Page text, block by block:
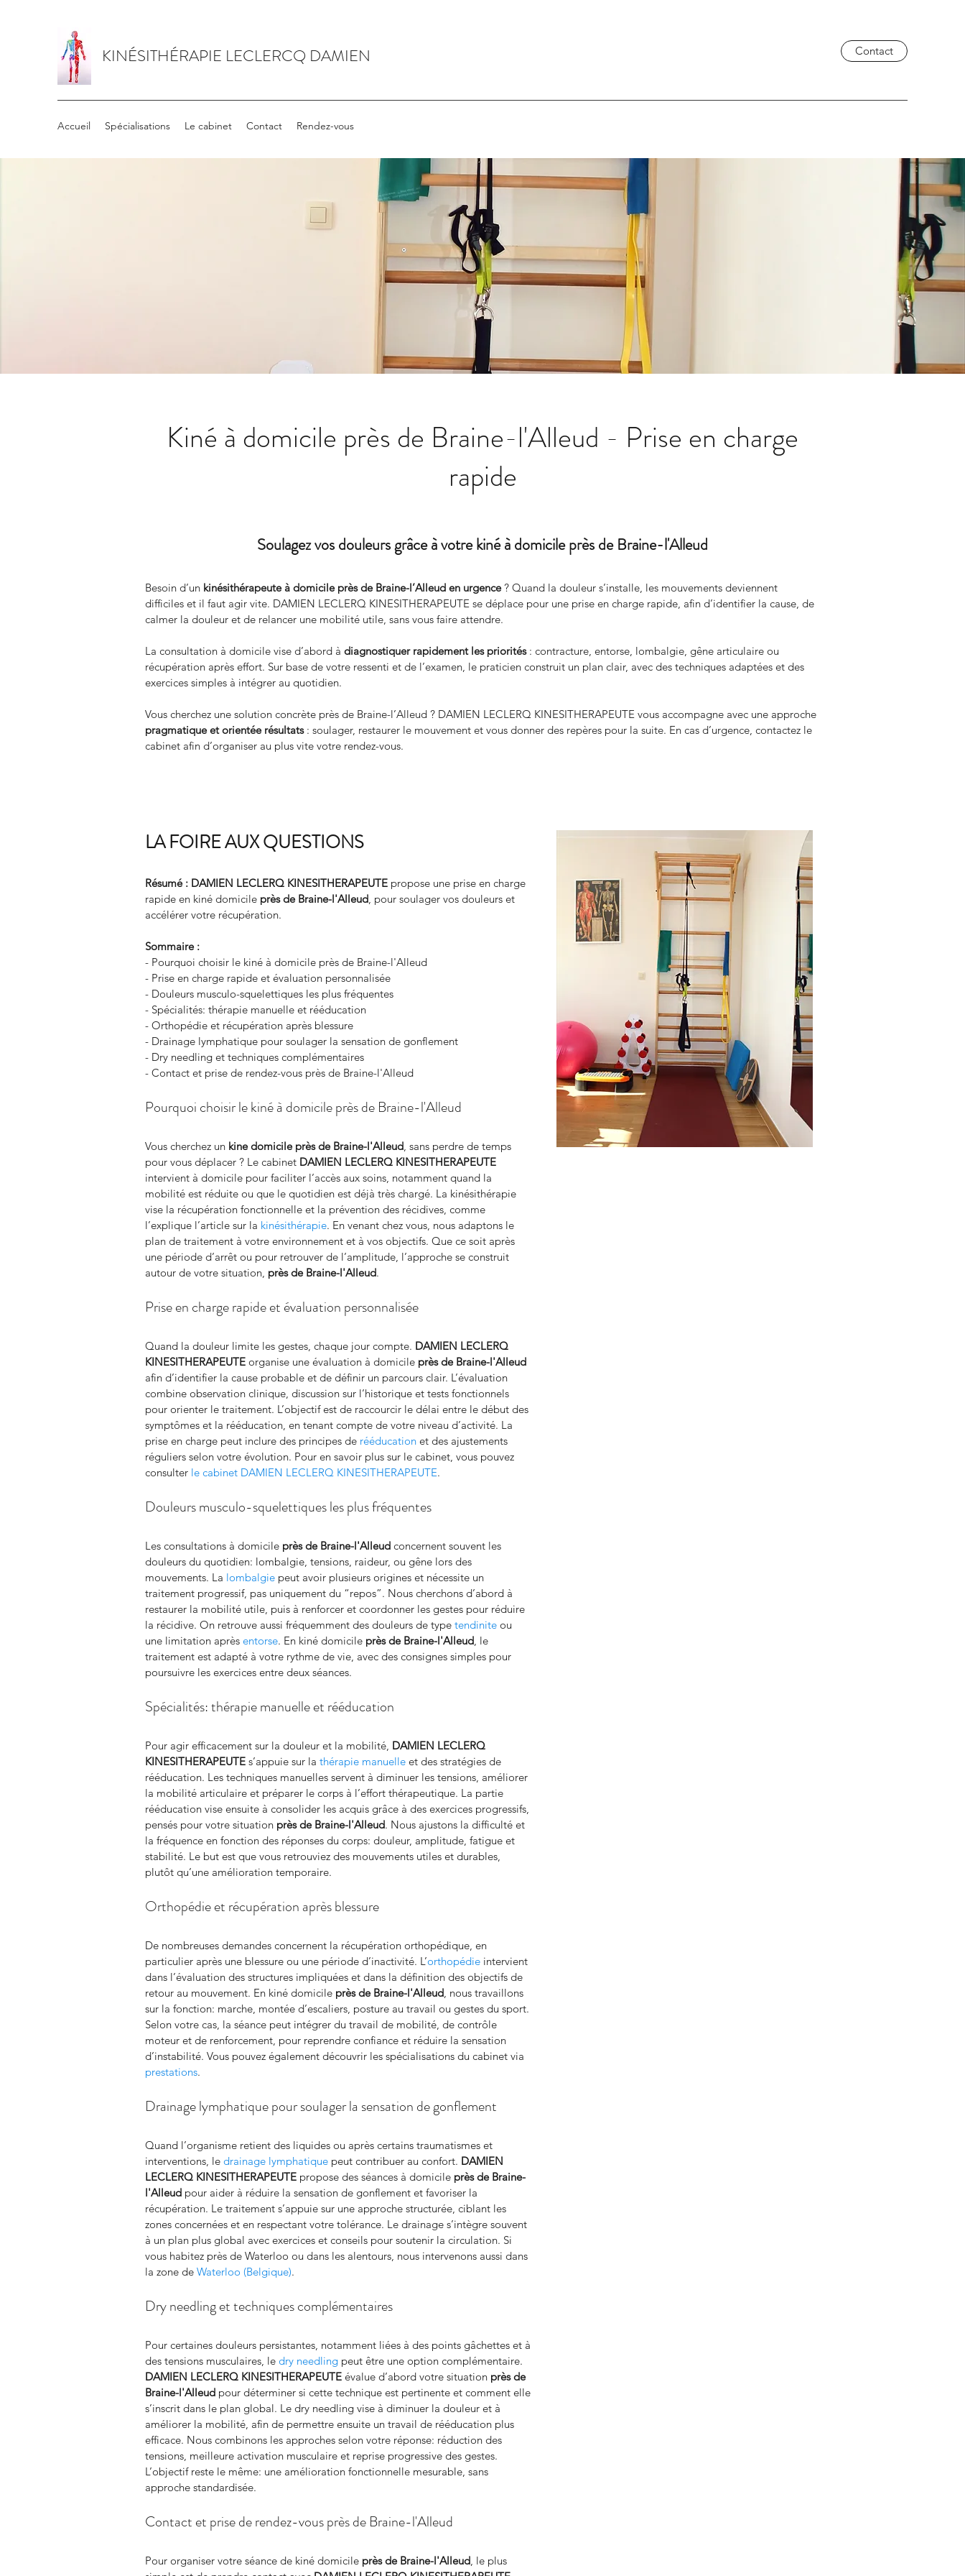
KINÉSITHÉRAPIE LECLERCQ DAMIEN Contact
Accueil Spécialisations Le cabinet Contact Rendez-vous
Kiné à domicile près de Braine-l'Alleud - Prise en charge
rapide
Soulagez vos douleurs grâce à votre kiné à domicile près de Braine-l'Alleud
Besoin d’un kinésithérapeute à domicile près de Braine-l’Alleud en urgence ? Quand la douleur s’installe, les mouvements deviennent
difficiles et il faut agir vite. DAMIEN LECLERQ KINESITHERAPEUTE se déplace pour une prise en charge rapide, afin d’identifier la cause, de
calmer la douleur et de relancer une mobilité utile, sans vous faire attendre.
La consultation à domicile vise d’abord à diagnostiquer rapidement les priorités : contracture, entorse, lombalgie, gêne articulaire ou
récupération après effort. Sur base de votre ressenti et de l’examen, le praticien construit un plan clair, avec des techniques adaptées et des
exercices simples à intégrer au quotidien.
Vous cherchez une solution concrète près de Braine-l’Alleud ? DAMIEN LECLERQ KINESITHERAPEUTE vous accompagne avec une approche
pragmatique et orientée résultats : soulager, restaurer le mouvement et vous donner des repères pour la suite. En cas d’urgence, contactez le
cabinet afin d’organiser au plus vite votre rendez-vous.
LA FOIRE AUX QUESTIONS
Résumé : DAMIEN LECLERQ KINESITHERAPEUTE propose une prise en charge
rapide en kiné domicile près de Braine-l'Alleud, pour soulager vos douleurs et
accélérer votre récupération.
Sommaire :
- Pourquoi choisir le kiné à domicile près de Braine-l'Alleud
- Prise en charge rapide et évaluation personnalisée
- Douleurs musculo-squelettiques les plus fréquentes
- Spécialités: thérapie manuelle et rééducation
- Orthopédie et récupération après blessure
- Drainage lymphatique pour soulager la sensation de gonflement
- Dry needling et techniques complémentaires
- Contact et prise de rendez-vous près de Braine-l'Alleud
Pourquoi choisir le kiné à domicile près de Braine-l'Alleud
Vous cherchez un kine domicile près de Braine-l'Alleud, sans perdre de temps
pour vous déplacer ? Le cabinet DAMIEN LECLERQ KINESITHERAPEUTE
intervient à domicile pour faciliter l’accès aux soins, notamment quand la
mobilité est réduite ou que le quotidien est déjà très chargé. La kinésithérapie
vise la récupération fonctionnelle et la prévention des récidives, comme
l’explique l’article sur la kinésithérapie. En venant chez vous, nous adaptons le
plan de traitement à votre environnement et à vos objectifs. Que ce soit après
une période d’arrêt ou pour retrouver de l’amplitude, l’approche se construit
autour de votre situation, près de Braine-l'Alleud.
Prise en charge rapide et évaluation personnalisée
Quand la douleur limite les gestes, chaque jour compte. DAMIEN LECLERQ
KINESITHERAPEUTE organise une évaluation à domicile près de Braine-l'Alleud
afin d’identifier la cause probable et de définir un parcours clair. L’évaluation
combine observation clinique, discussion sur l’historique et tests fonctionnels
pour orienter le traitement. L’objectif est de raccourcir le délai entre le début des
symptômes et la rééducation, en tenant compte de votre niveau d’activité. La
prise en charge peut inclure des principes de rééducation et des ajustements
réguliers selon votre évolution. Pour en savoir plus sur le cabinet, vous pouvez
consulter le cabinet DAMIEN LECLERQ KINESITHERAPEUTE.
Douleurs musculo-squelettiques les plus fréquentes
Les consultations à domicile près de Braine-l'Alleud concernent souvent les
douleurs du quotidien: lombalgie, tensions, raideur, ou gêne lors des
mouvements. La lombalgie peut avoir plusieurs origines et nécessite un
traitement progressif, pas uniquement du “repos”. Nous cherchons d’abord à
restaurer la mobilité utile, puis à renforcer et coordonner les gestes pour réduire
la récidive. On retrouve aussi fréquemment des douleurs de type tendinite ou
une limitation après entorse. En kiné domicile près de Braine-l'Alleud, le
traitement est adapté à votre rythme de vie, avec des consignes simples pour
poursuivre les exercices entre deux séances.
Spécialités: thérapie manuelle et rééducation
Pour agir efficacement sur la douleur et la mobilité, DAMIEN LECLERQ
KINESITHERAPEUTE s’appuie sur la thérapie manuelle et des stratégies de
rééducation. Les techniques manuelles servent à diminuer les tensions, améliorer
la mobilité articulaire et préparer le corps à l’effort thérapeutique. La partie
rééducation vise ensuite à consolider les acquis grâce à des exercices progressifs,
pensés pour votre situation près de Braine-l'Alleud. Nous ajustons la difficulté et
la fréquence en fonction des réponses du corps: douleur, amplitude, fatigue et
stabilité. Le but est que vous retrouviez des mouvements utiles et durables,
plutôt qu’une amélioration temporaire.
Orthopédie et récupération après blessure
De nombreuses demandes concernent la récupération orthopédique, en
particulier après une blessure ou une période d’inactivité. L’orthopédie intervient
dans l’évaluation des structures impliquées et dans la définition des objectifs de
retour au mouvement. En kiné domicile près de Braine-l'Alleud, nous travaillons
sur la fonction: marche, montée d’escaliers, posture au travail ou gestes du sport.
Selon votre cas, la séance peut intégrer du travail de mobilité, de contrôle
moteur et de renforcement, pour reprendre confiance et réduire la sensation
d’instabilité. Vous pouvez également découvrir les spécialisations du cabinet via
prestations.
Drainage lymphatique pour soulager la sensation de gonflement
Quand l’organisme retient des liquides ou après certains traumatismes et
interventions, le drainage lymphatique peut contribuer au confort. DAMIEN
LECLERQ KINESITHERAPEUTE propose des séances à domicile près de Braine-
l'Alleud pour aider à réduire la sensation de gonflement et favoriser la
récupération. Le traitement s’appuie sur une approche structurée, ciblant les
zones concernées et en respectant votre tolérance. Le drainage s’intègre souvent
à un plan plus global avec exercices et conseils pour soutenir la circulation. Si
vous habitez près de Waterloo ou dans les alentours, nous intervenons aussi dans
la zone de Waterloo (Belgique).
Dry needling et techniques complémentaires
Pour certaines douleurs persistantes, notamment liées à des points gâchettes et à
des tensions musculaires, le dry needling peut être une option complémentaire.
DAMIEN LECLERQ KINESITHERAPEUTE évalue d’abord votre situation près de
Braine-l'Alleud pour déterminer si cette technique est pertinente et comment elle
s’inscrit dans le plan global. Le dry needling vise à diminuer la douleur et à
améliorer la mobilité, afin de permettre ensuite un travail de rééducation plus
efficace. Nous combinons les approches selon votre réponse: réduction des
tensions, meilleure activation musculaire et reprise progressive des gestes.
L’objectif reste le même: une amélioration fonctionnelle mesurable, sans
approche standardisée.
Contact et prise de rendez-vous près de Braine-l'Alleud
Pour organiser votre séance de kiné domicile près de Braine-l'Alleud, le plus